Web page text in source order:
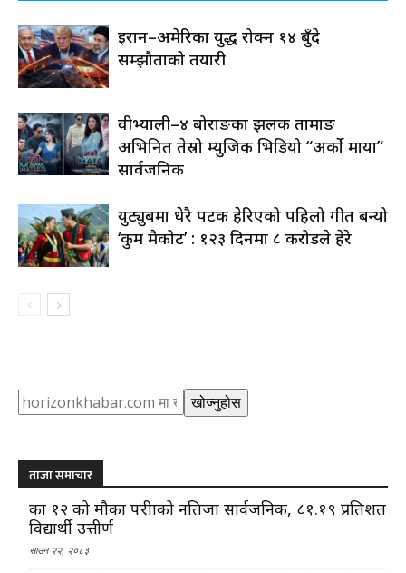
इरान–अमेरिका युद्ध रोक्न १४ बुँदे
सम्झौताको तयारी
रुवीभ्याली–४ बोराङका झलक तामाङ
अभिनित तेस्रो म्युजिक भिडियो “अर्को माया”
सार्वजनिक
युट्युबमा धेरै पटक हेरिएको पहिलो गीत बन्यो
‘रुकुम मैकोट’ : १२३ दिनमा ८ करोडले हेरे
Search खोज्नुहोस
ताजा समाचार
कक्षा १२ को मौका परीक्षाको नतिजा सार्वजनिक, ८१.१९ प्रतिशत
विद्यार्थी उत्तीर्ण
साउन २२, २०८३